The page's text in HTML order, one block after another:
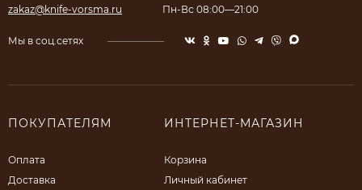
zakaz@knife-vorsma.ru Пн-Вс 08:00—21:00
Мы в соц.сетях
ПОКУПАТЕЛЯМ
Оплата
Доставка
ИНТЕРНЕТ-МАГАЗИН
Корзина
Личный кабинет